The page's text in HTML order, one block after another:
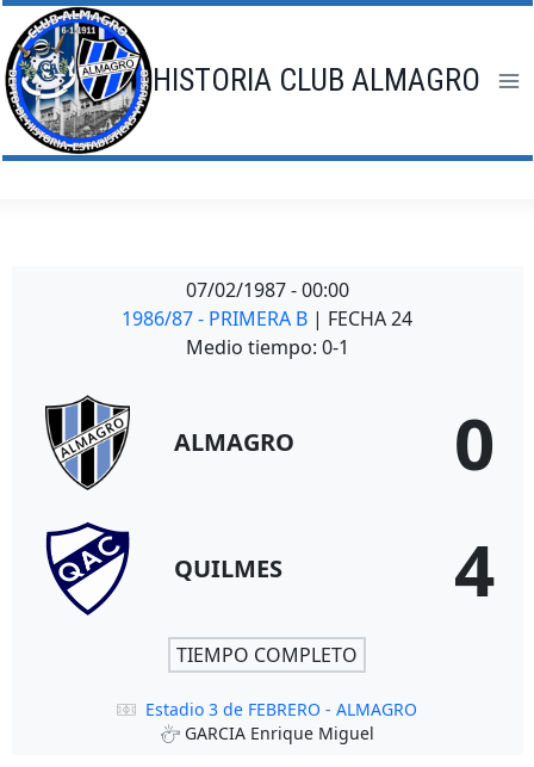
Saltar
al
contenido
HISTORIA CLUB ALMAGRO
07/02/1987 - 00:00
1986/87 - PRIMERA B | FECHA 24
Medio tiempo: 0-1
ALMAGRO 0
QUILMES 4
TIEMPO COMPLETO
Estadio 3 de FEBRERO - ALMAGRO
GARCIA Enrique Miguel